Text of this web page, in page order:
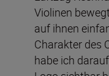
Violinen
auf ihnen
Charakter des
habe ich